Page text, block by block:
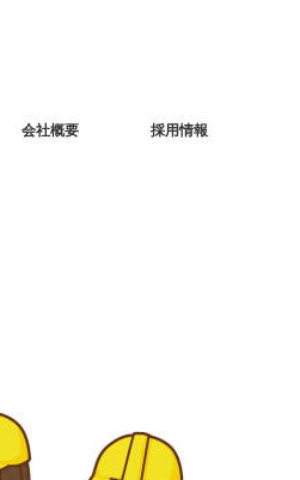
会社概要 採用情報